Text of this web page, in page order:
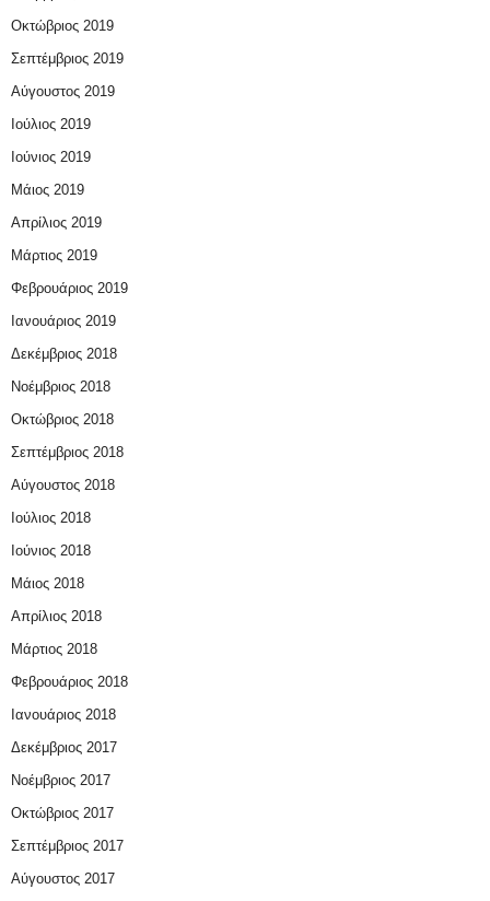
Οκτώβριος 2019
Σεπτέμβριος 2019
Αύγουστος 2019
Ιούλιος 2019
Ιούνιος 2019
Μάιος 2019
Απρίλιος 2019
Μάρτιος 2019
Φεβρουάριος 2019
Ιανουάριος 2019
Δεκέμβριος 2018
Νοέμβριος 2018
Οκτώβριος 2018
Σεπτέμβριος 2018
Αύγουστος 2018
Ιούλιος 2018
Ιούνιος 2018
Μάιος 2018
Απρίλιος 2018
Μάρτιος 2018
Φεβρουάριος 2018
Ιανουάριος 2018
Δεκέμβριος 2017
Νοέμβριος 2017
Οκτώβριος 2017
Σεπτέμβριος 2017
Αύγουστος 2017